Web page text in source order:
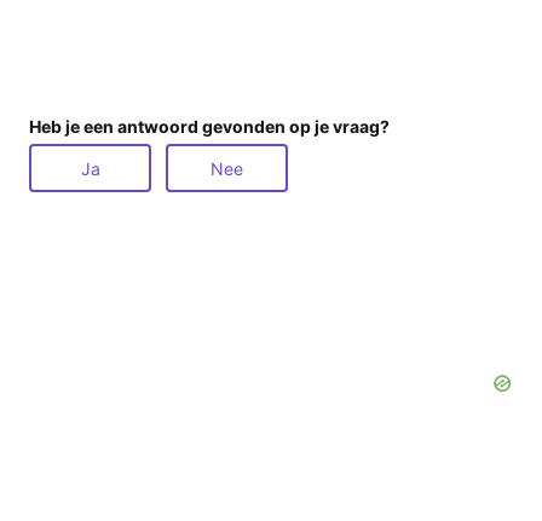
Heb je een antwoord gevonden op je vraag?
Ja Nee